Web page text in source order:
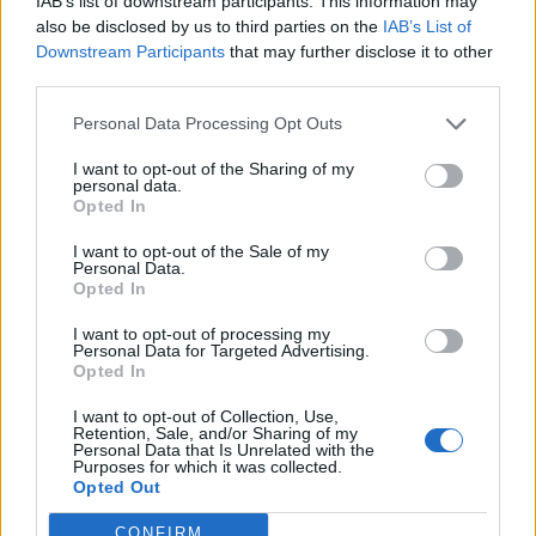
also be disclosed by us to third parties on the IAB’s List of
Downstream Participants that may further disclose it to other
Personal Data Processing Opt Outs
I want to opt-out of the Sharing of my
personal data.
Opted In
I want to opt-out of the Sale of my
Personal Data.
Opted In
I want to opt-out of processing my
Personal Data for Targeted Advertising.
Opted In
I want to opt-out of Collection, Use,
Retention, Sale, and/or Sharing of my
Personal Data that Is Unrelated with the
Purposes for which it was collected.
Opted Out
Misteri rreth takimit sekret
Teheran! Ata ishin në një
makinë me xhama të errët,
duke e dëgjuar njëri-
tjetrin, por pa e parë
Mallakastër/ Zjarri del
masivin pyjor të Drenijës!
Pas Ngrëçanit, pritet
shkrirjen e Bashkisë Klos/
Flet kryebashkiakja
socialiste Valbona Kola:
Jam shërbëtore e popullit,
karrigia është e
tenderi 15 milionë euro
për avionët zjarrfikës,
Vangjeli: Fituesja e lidhur